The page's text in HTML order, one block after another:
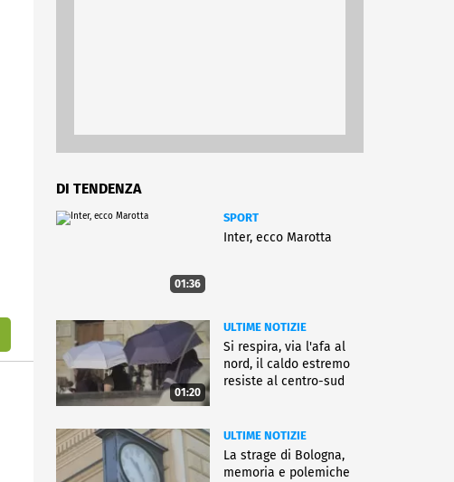
DI TENDENZA
01:36
SPORT
Inter, ecco Marotta
01:20
ULTIME NOTIZIE
Si respira, via l'afa al
nord, il caldo estremo
resiste al centro-sud
ULTIME NOTIZIE
La strage di Bologna,
memoria e polemiche